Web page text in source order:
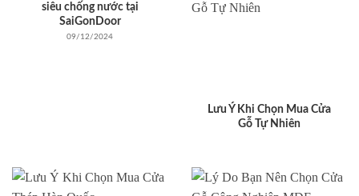
siêu chống nước tại
SaiGonDoor
09/12/2024
Lưu Ý Khi Chọn Mua Cửa
Gỗ Tự Nhiên